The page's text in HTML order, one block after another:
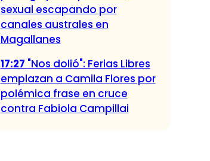
sexual escapando por
canales australes en
Magallanes
17:27 "Nos dolió": Ferias Libres
emplazan a Camila Flores por
polémica frase en cruce
contra Fabiola Campillai